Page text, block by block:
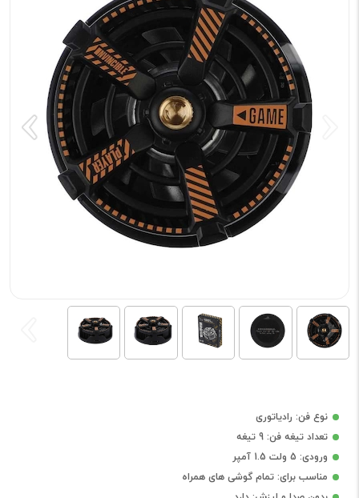
نوع فن: رادیاتوری
تعداد تیغه فن: 9 تیغه
ورودی: 5 ولت 1.5 آمپر
مناسب برای: تمام گوشی های همراه